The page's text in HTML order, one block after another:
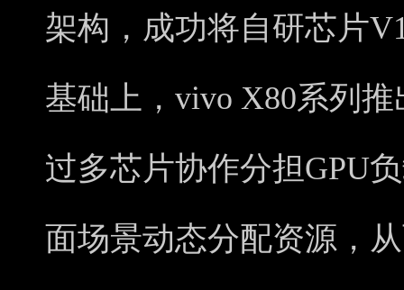
架构，成功将自研芯片
基础上，vivo X80系列推
过多芯片协作分担GPU
面场景动态分配资源，